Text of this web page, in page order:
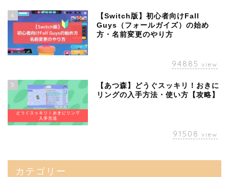
4
【Switch版】初心者向けFall
Guys（フォールガイズ）の始め
方・名前変更のやり方
94885 view
5
【あつ森】どうぐスッキリ！おきに
リングの入手方法・使い方【攻略】
91508 view
カテゴリー